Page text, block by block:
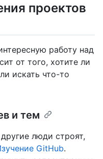
проектов
работу над
от того, хотите ли
искать что-то
и тем
люди строят,
GitHub.